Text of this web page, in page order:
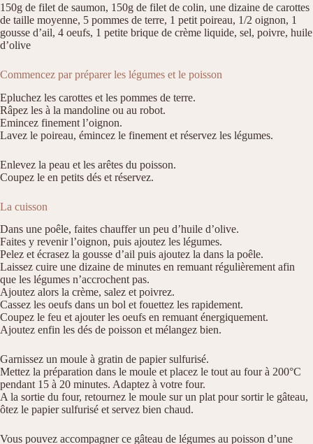
150g de filet de saumon, 150g de filet de colin, une dizaine de carottes
de taille moyenne, 5 pommes de terre, 1 petit poireau, 1/2 oignon, 1
gousse d’ail, 4 oeufs, 1 petite brique de crème liquide, sel, poivre, huile
d’olive
Commencez par préparer les légumes et le poisson
Epluchez les carottes et les pommes de terre.
Râpez les à la mandoline ou au robot.
Emincez finement l’oignon.
Lavez le poireau, émincez le finement et réservez les légumes.
Enlevez la peau et les arêtes du poisson.
Coupez le en petits dés et réservez.
La cuisson
Dans une poêle, faites chauffer un peu d’huile d’olive.
Faites y revenir l’oignon, puis ajoutez les légumes.
Pelez et écrasez la gousse d’ail puis ajoutez la dans la poêle.
Laissez cuire une dizaine de minutes en remuant régulièrement afin
que les légumes n’accrochent pas.
Ajoutez alors la crème, salez et poivrez.
Cassez les oeufs dans un bol et fouettez les rapidement.
Coupez le feu et ajouter les oeufs en remuant énergiquement.
Ajoutez enfin les dés de poisson et mélangez bien.
Garnissez un moule à gratin de papier sulfurisé.
Mettez la préparation dans le moule et placez le tout au four à 200°C
pendant 15 à 20 minutes. Adaptez à votre four.
A la sortie du four, retournez le moule sur un plat pour sortir le gâteau,
ôtez le papier sulfurisé et servez bien chaud.
Vous pouvez accompagner ce gâteau de légumes au poisson d’une